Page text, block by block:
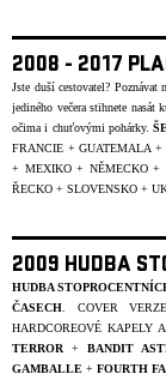
2008 - 2017
Jste duší cestovatel? Poznávat
jediného večera stihnete nasát
očima i chuťovými pohárky.
FRANCIE + GUATEMALA
+ MEXIKO + NĚMECKO +
ŘECKO + SLOVENSKO +
2009 HUDBA
HUDBA
ČASECH . COVER
HARDCOREOVÉ KAPELY
TERROR +BANDIT
GAMBALLE +FOURTH